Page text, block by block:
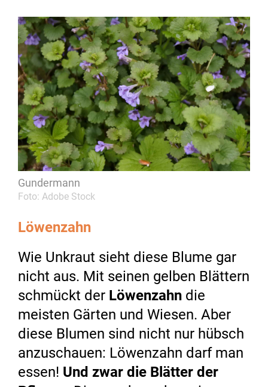
Gundermann
Foto: Adobe Stock
Löwenzahn
Wie Unkraut sieht diese Blume gar
nicht aus. Mit seinen gelben Blättern
schmückt der Löwenzahn die
meisten Gärten und Wiesen. Aber
diese Blumen sind nicht nur hübsch
anzuschauen: Löwenzahn darf man
essen! Und zwar die Blätter der